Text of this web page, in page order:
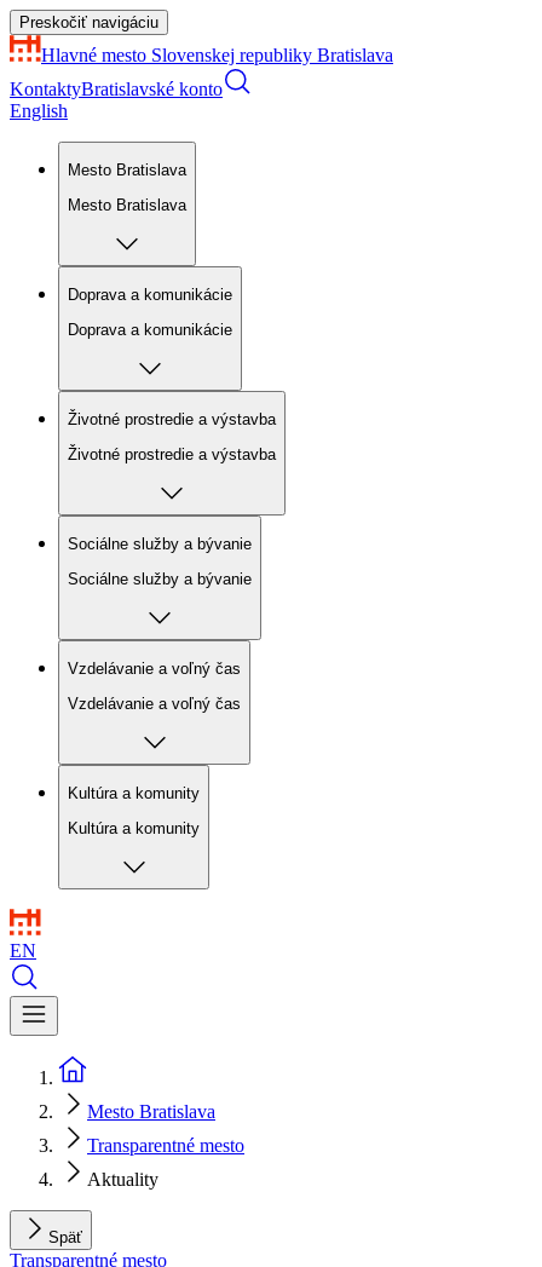
Preskočiť navigáciu
Hlavné mesto Slovenskej republiky Bratislava
KontaktyBratislavské konto
English
Mesto Bratislava
Mesto Bratislava
Doprava a komunikácie
Doprava a komunikácie
Životné prostredie a výstavba
Životné prostredie a výstavba
Sociálne služby a bývanie
Sociálne služby a bývanie
Vzdelávanie a voľný čas
Vzdelávanie a voľný čas
Kultúra a komunity
Kultúra a komunity
EN
Mesto Bratislava
Transparentné mesto
Aktuality
Späť
Transparentné mesto